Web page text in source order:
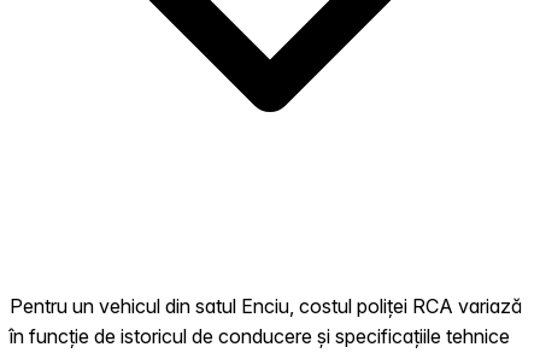
Pentru un vehicul din satul Enciu, costul poliței RCA variază
în funcție de istoricul de conducere și specificațiile tehnice